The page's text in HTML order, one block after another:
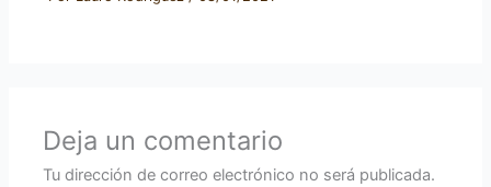
Deja un comentario
Tu dirección de correo electrónico no será publicada.